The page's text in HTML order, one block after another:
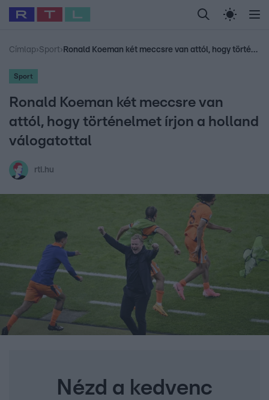
Legfrissebb RTL Híradó Randi Celeb vagyok,
Babits Marcella Most Wanted Gallusz
Címlap›Sport› Ronald Koeman két meccsre van attól, hogy történelmet írjon a holland válogatottal
Sport
Ronald Koeman két meccsre van
attól, hogy történelmet írjon a holland
válogatottal
rtl.hu
Nézd a kedvenc